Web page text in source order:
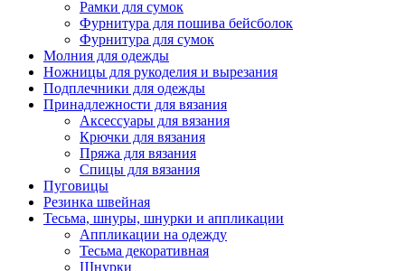
Рамки для сумок
Фурнитура для пошива бейсболок
Фурнитура для сумок
Молния для одежды
Ножницы для рукоделия и вырезания
Подплечники для одежды
Принадлежности для вязания
Аксессуары для вязания
Крючки для вязания
Пряжа для вязания
Спицы для вязания
Пуговицы
Резинка швейная
Тесьма, шнуры, шнурки и аппликации
Аппликации на одежду
Тесьма декоративная
Шнурки